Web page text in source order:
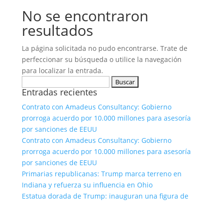
No se encontraron
resultados
La página solicitada no pudo encontrarse. Trate de
perfeccionar su búsqueda o utilice la navegación
para localizar la entrada.
Entradas recientes
Contrato con Amadeus Consultancy: Gobierno
prorroga acuerdo por 10.000 millones para asesoría
por sanciones de EEUU
Contrato con Amadeus Consultancy: Gobierno
prorroga acuerdo por 10.000 millones para asesoría
por sanciones de EEUU
Primarias republicanas: Trump marca terreno en
Indiana y refuerza su influencia en Ohio
Estatua dorada de Trump: inauguran una figura de